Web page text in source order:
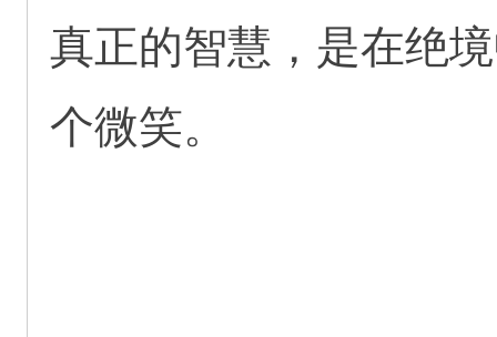
真正的智慧，是在绝
个微笑。